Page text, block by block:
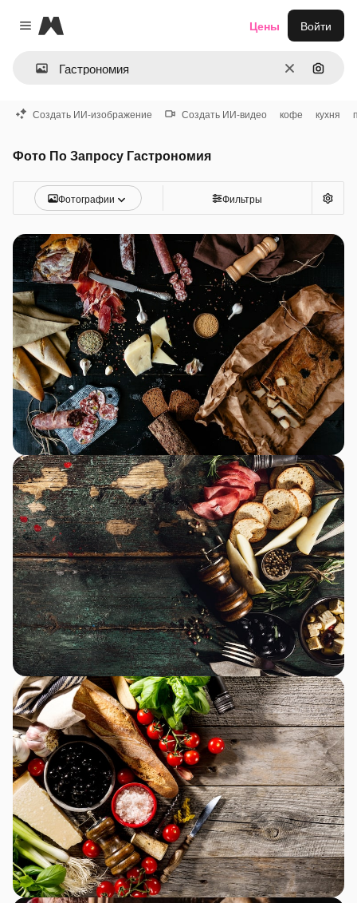
Close menu
Magnific
ОчиститьПоиск
Цены Войти
Создать ИИ-изображение Создать ИИ-видео кофе кухня
Фото По Запросу Гастрономия
Фотографии Фильтры